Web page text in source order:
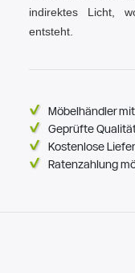
indirektes Licht,
entsteht.
Möbelhändler
Geprüfte
Kostenlose
Ratenzahlung